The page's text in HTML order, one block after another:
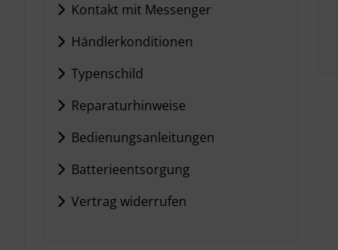
Kontakt mit Messenger
Händlerkonditionen
Typenschild
Reparaturhinweise
Bedienungsanleitungen
Batterieentsorgung
Vertrag widerrufen